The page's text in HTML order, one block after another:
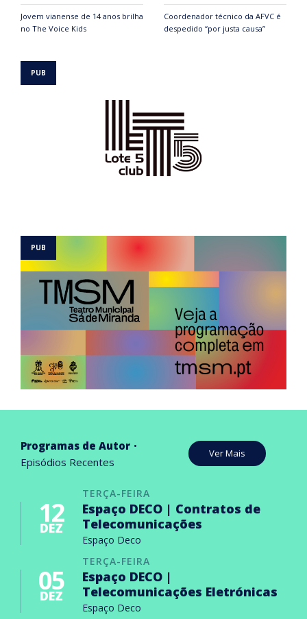
Jovem vianense de 14 anos brilha
no The Voice Kids
Coordenador técnico da AFVC é
despedido “por justa causa”
Programas de Autor
Episódios Recentes
Ver Mais
TERÇA-FEIRA
12
DEZ
Espaço DECO | Contratos de
Telecomunicações
Espaço Deco
TERÇA-FEIRA
05
DEZ
Espaço DECO |
Telecomunicações Eletrónicas
Espaço Deco